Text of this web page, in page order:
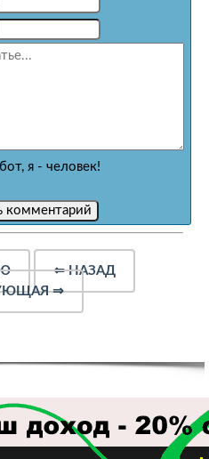
я - человек!
⇐НАЗАД
⇒